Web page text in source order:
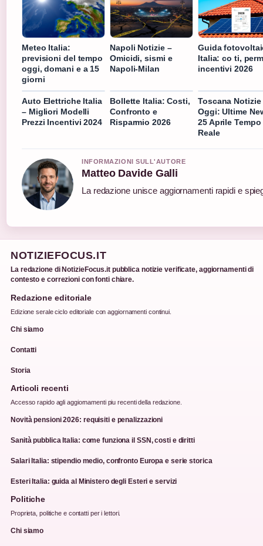
Meteo Italia:
previsioni del tempo
oggi, domani e a 15
giorni
Napoli Notizie –
Omicidi, sismi e
Napoli-Milan
Guida
Italia: co ti,
incentivi 2026
Auto Elettriche Italia
– Migliori Modelli
Prezzi Incentivi 2024
Bollette Italia: Costi,
Confronto e
Risparmio 2026
Toscana Notizie
Oggi: Ultime
25 Aprile Tempo
Reale
INFORMAZIONI SULL'AUTORE
Matteo Davide Galli
La redazione unisce aggiornamenti rapidi e
NOTIZIEFOCUS.IT
La redazione di NotizieFocus.it pubblica notizie verificate, aggiornamenti di
contesto e correzioni con fonti chiare.
Redazione editoriale
Edizione serale ciclo editoriale con aggiornamenti continui.
Chi siamo
Contatti
Storia
Articoli recenti
Accesso rapido agli aggiornamenti piu recenti della redazione.
Novità pensioni 2026: requisiti e penalizzazioni
Sanità pubblica Italia: come funziona il SSN, costi e diritti
Salari Italia: stipendio medio, confronto Europa e serie storica
Esteri Italia: guida al Ministero degli Esteri e servizi
Politiche
Proprieta, politiche e contatti per i lettori.
Chi siamo